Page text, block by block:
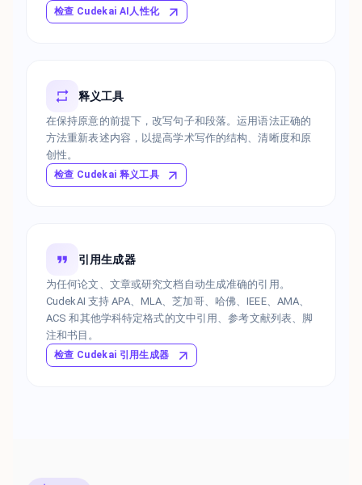
检查 Cudekai AI人性化
释义工具
在保持原意的前提下，改写句子和段落。运用语法正确的
方法重新表述内容，以提高学术写作的结构、清晰度和原
创性。
检查 Cudekai 释义工具
引用生成器
为任何论文、文章或研究文档自动生成准确的引用。
CudekAI 支持 APA、MLA、芝加哥、哈佛、IEEE、AMA、
ACS 和其他学科特定格式的文中引用、参考文献列表、脚
注和书目。
检查 Cudekai 引用生成器